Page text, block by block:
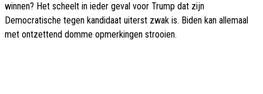
winnen? Het scheelt in ieder geval voor Trump dat zijn
Democratische tegen kandidaat uiterst zwak is. Biden kan allemaal
met ontzettend domme opmerkingen strooien.